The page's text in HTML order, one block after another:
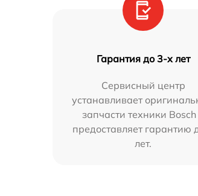
Гарантия до 3-х лет
Сервисный центр
устанавливает
запчасти техники Bosch
предоставляет гарантию
лет.